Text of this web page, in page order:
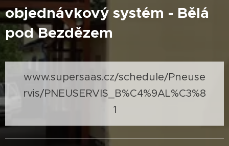
objednávkový systém - Bělá
pod Bezdězem
www.supersaas.cz/schedule/Pneuse
rvis/PNEUSERVIS_B%C4%9AL%C3%8
1